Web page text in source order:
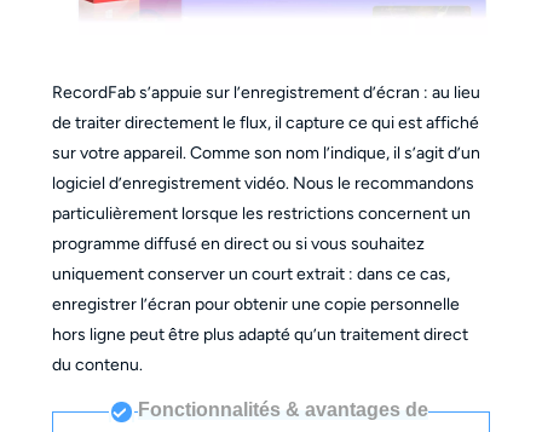
RecordFab s’appuie sur l’enregistrement d’écran : au lieu
de traiter directement le flux, il capture ce qui est affiché
sur votre appareil. Comme son nom l’indique, il s’agit d’un
logiciel d’enregistrement vidéo. Nous le recommandons
particulièrement lorsque les restrictions concernent un
programme diffusé en direct ou si vous souhaitez
uniquement conserver un court extrait : dans ce cas,
enregistrer l’écran pour obtenir une copie personnelle
hors ligne peut être plus adapté qu’un traitement direct
du contenu.
Fonctionnalités & avantages de